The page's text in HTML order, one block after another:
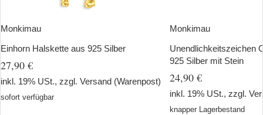
Monkimau
Einhorn Halskette aus 925 Silber
27,90 €
inkl. 19% USt., zzgl. Versand (Warenpost)
sofort verfügbar
Monkimau
Unendlichkeitszeichen
925 Silber mit Stein
24,90 €
inkl. 19% USt., zzgl.
knapper Lagerbestand